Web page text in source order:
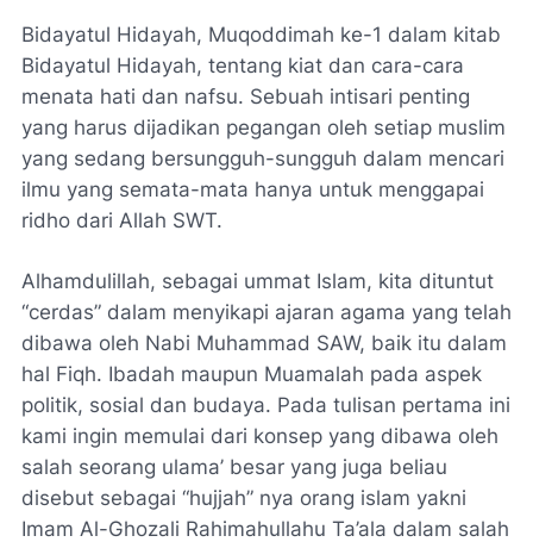
Bidayatul Hidayah, Muqoddimah ke-1 dalam kitab
Bidayatul Hidayah, tentang kiat dan cara-cara
menata hati dan nafsu. Sebuah intisari penting
yang harus dijadikan pegangan oleh setiap muslim
yang sedang bersungguh-sungguh dalam mencari
ilmu yang semata-mata hanya untuk menggapai
ridho dari Allah SWT.
Alhamdulillah, sebagai ummat Islam, kita dituntut
“cerdas” dalam menyikapi ajaran agama yang telah
dibawa oleh Nabi Muhammad SAW, baik itu dalam
hal Fiqh. Ibadah maupun Muamalah pada aspek
politik, sosial dan budaya. Pada tulisan pertama ini
kami ingin memulai dari konsep yang dibawa oleh
salah seorang ulama’ besar yang juga beliau
disebut sebagai “hujjah” nya orang islam yakni
Imam Al-Ghozali Rahimahullahu Ta’ala dalam salah